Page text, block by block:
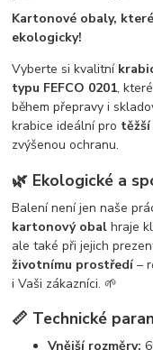
Kartonové obaly,
ekologicky!
Vyberte si kvalitní
typu FEFCO 0201,
během přepravy i
krabice ideální pro
zvýšenou ochranu.
🌿 Ekologické a
Balení není jen naše
kartonový obal hraje
ale také při jejich
životnímu prostředí–
i Vaši zákazníci. 🌱
📏 Technické
Vnější rozměry: